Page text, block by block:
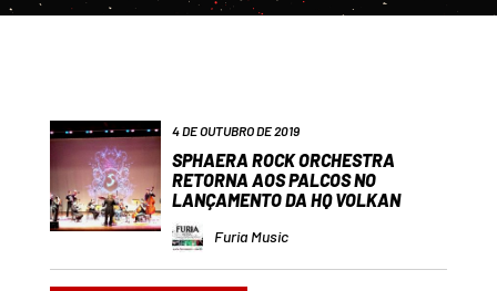
4 DE OUTUBRO DE 2019
SPHAERA ROCK ORCHESTRA
RETORNA AOS PALCOS NO
LANÇAMENTO DA HQ VOLKAN
Furia Music